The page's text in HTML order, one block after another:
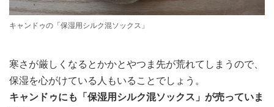
キャンドゥの「保湿用シルク混ソックス」
寒さが厳しくなるとかかとやつま先が荒れてしまうので、
保湿を心がけている人もいることでしょう。
キャンドゥにも「保湿用シルク混ソックス」が売っていま